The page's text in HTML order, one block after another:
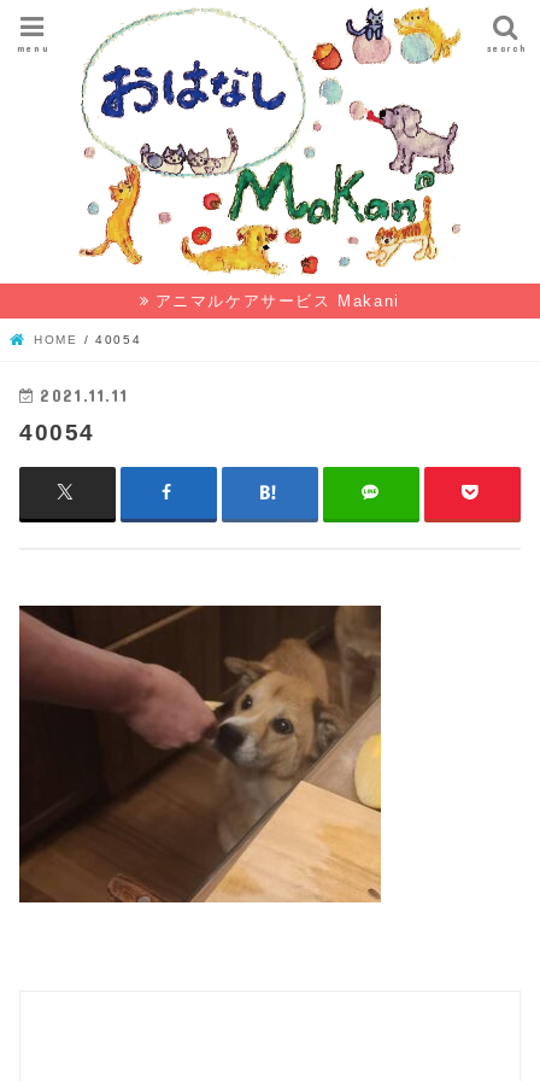
search
menu
アニマルケアサービス Makani
HOME 40054
2021.11.11
40054